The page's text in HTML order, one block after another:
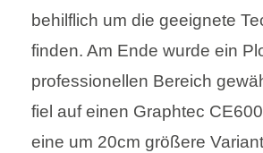
behilflich um die geeignete
finden. Am Ende wurde ein
professionellen Bereich
fiel auf einen Graphtec
eine um 20cm größere